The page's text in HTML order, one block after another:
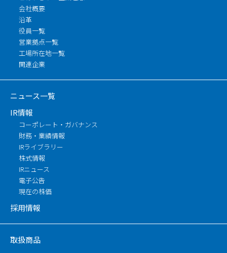
会社概要
沿革
役員一覧
営業拠点一覧
工場所在地一覧
関連企業
ニュース一覧
IR情報
コーポレート・ガバナンス
財務・業績情報
IRライブラリー
株式情報
IRニュース
電子公告
現在の株価
採用情報
取扱商品